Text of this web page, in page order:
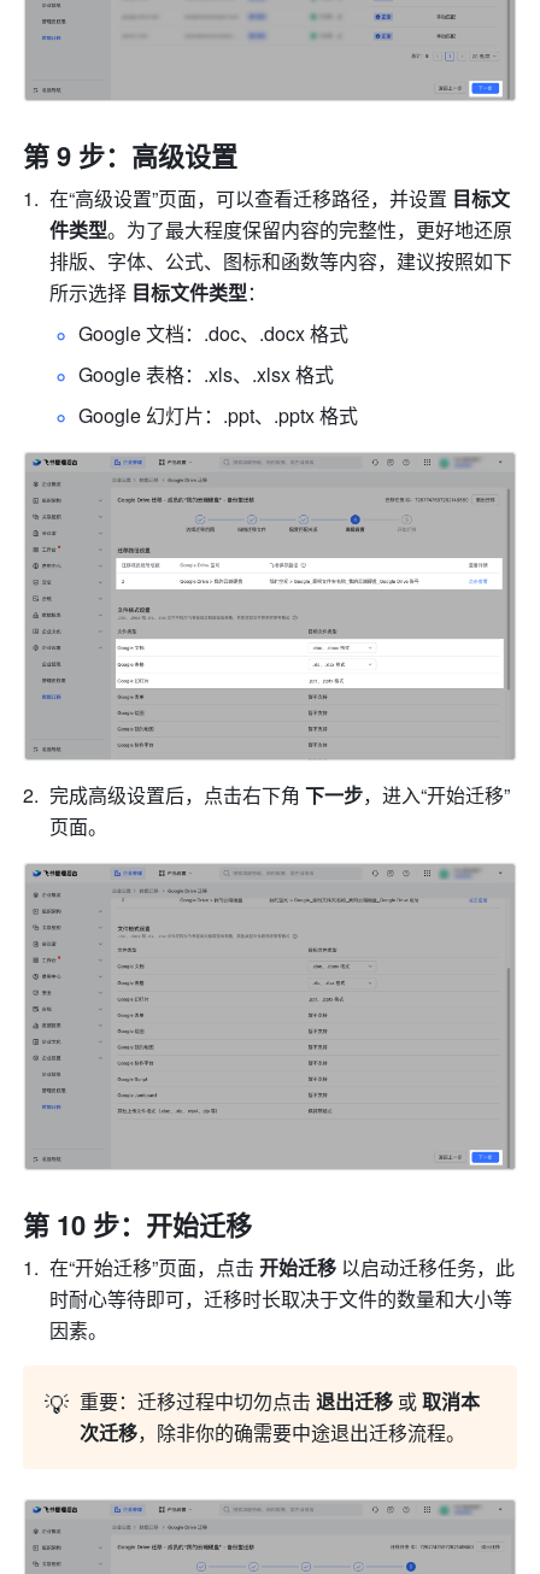
第 9 步：高级设置
在“高级设置”页面，可以查看迁移路径，并设置 目标文
件类型。为了最大程度保留内容的完整性，更好地还原
排版、字体、公式、图标和函数等内容，建议按照如下
所示选择 目标文件类型：
Google 文档：.doc、.docx 格式
Google 表格：.xls、.xlsx 格式
Google 幻灯片：.ppt、.pptx 格式
完成高级设置后，点击右下角 下一步，进入“开始迁移”
页面。
第 10 步：开始迁移
在“开始迁移”页面，点击 开始迁移 以启动迁移任务，此
时耐心等待即可，迁移时长取决于文件的数量和大小等
因素。
💡 重要：迁移过程中切勿点击 退出迁移 或 取消本
次迁移，除非你的确需要中途退出迁移流程。